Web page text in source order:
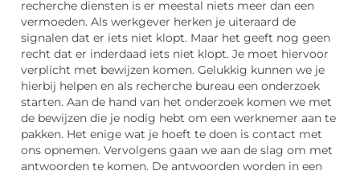
recherche diensten is er meestal niets meer dan een
vermoeden. Als werkgever herken je uiteraard de
signalen dat er iets niet klopt. Maar het geeft nog geen
recht dat er inderdaad iets niet klopt. Je moet hiervoor
verplicht met bewijzen komen. Gelukkig kunnen we je
hierbij helpen en als recherche bureau een onderzoek
starten. Aan de hand van het onderzoek komen we met
de bewijzen die je nodig hebt om een werknemer aan te
pakken. Het enige wat je hoeft te doen is contact met
ons opnemen. Vervolgens gaan we aan de slag om met
antwoorden te komen. De antwoorden worden in een